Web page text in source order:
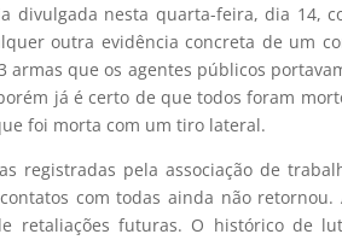
divulgada nesta quarta-feira, dia 14,
outra evidência concreta de um
armas que os agentes públicos
já é certo de que todos foram
foi morta com um tiro lateral.
registradas pela associação de
com todas ainda não
retaliações futuras. O histórico de